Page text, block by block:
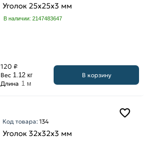
Уголок 25х25х3 мм
В наличии: 2147483647
120 ₽
Вес 1.12 кг
Длина 1 м
В корзину
Код товара:134
Уголок 32х32х3 мм